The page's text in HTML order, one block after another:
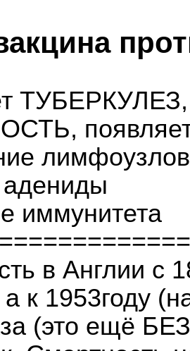
лимфоузлов
иммунитета
в Англии с
а к 1953году
(это ещё